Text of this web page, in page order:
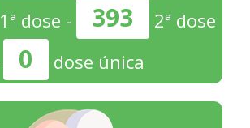
1ª dose - 393
2ª dose
0 dose única